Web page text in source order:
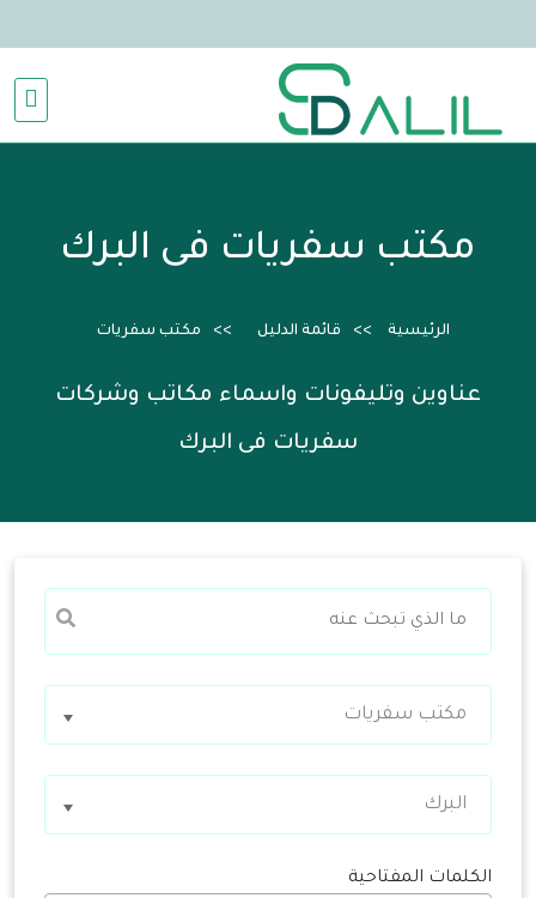
مكتب سفريات فى البرك
الرئيسية قائمة الدليل مكتب سفريات
عناوين وتليفونات واسماء مكاتب وشركات
سفريات فى البرك
مكتب سفريات
البرك
الكلمات المفتاحية